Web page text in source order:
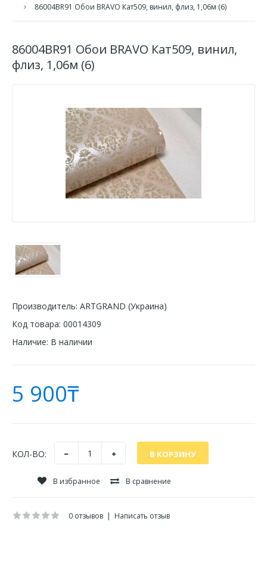
86004BR91 Обои BRAVO Кат509, винил, флиз, 1,06м (6)
86004BR91 Обои BRAVO Кат509, винил,
флиз, 1,06м (6)
Производитель: ARTGRAND (Украина)
Код товара: 00014309
Наличие: В наличии
5 900₸
КОЛ-ВО:
В избранное В сравнение
0 отзывов | Написать отзыв